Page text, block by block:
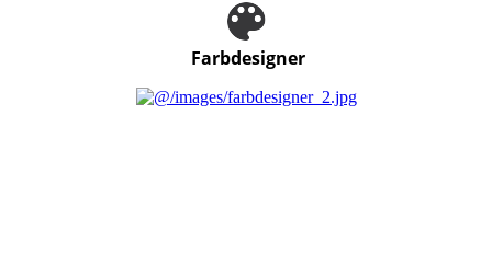
Farbdesigner